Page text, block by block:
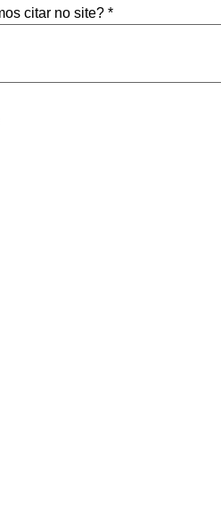
citar no site? *